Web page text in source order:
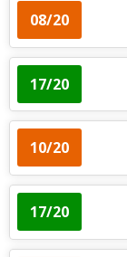
08/20
17/20
10/20
17/20